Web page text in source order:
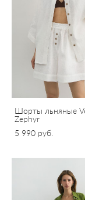
Шорты льняные
Zephyr
5 990 pуб.